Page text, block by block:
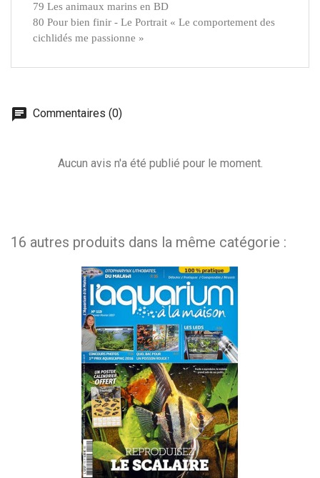
79 Les animaux marins en BD
80 Pour bien finir - Le Portrait « Le comportement des
cichlidés me passionne »
Commentaires (0)
Aucun avis n'a été publié pour le moment.
16 autres produits dans la même catégorie :